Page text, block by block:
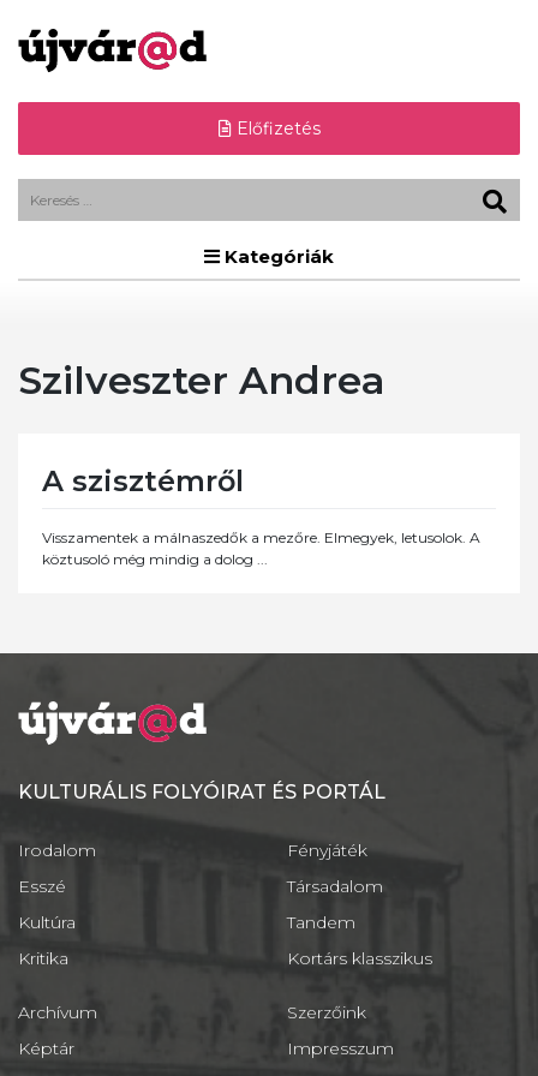
Előfizetés
Kategóriák
Szilveszter Andrea
A szisztémről
Visszamentek a málnaszedők a mezőre. Elmegyek, letusolok. A
köztusoló még mindig a dolog ...
KULTURÁLIS FOLYÓIRAT ÉS PORTÁL
Irodalom
Esszé
Kultúra
Kritika
Fényjáték
Társadalom
Tandem
Kortárs klasszikus
Archívum
Képtár
Szerzőink
Impresszum